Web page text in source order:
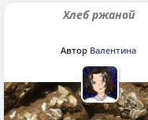
Хлеб ржаной
Автор Валентина